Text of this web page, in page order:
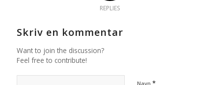
REPLIES
Skriv en kommentar
Want to join the discussion?
Feel free to contribute!
Navn